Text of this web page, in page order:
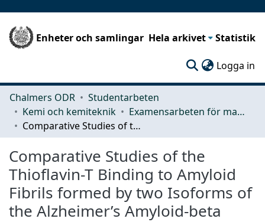
Enheter och samlingar Hela arkivet Statistik
Logga in
Chalmers ODR
Studentarbeten
Kemi och kemiteknik
Examensarbeten för masterexamen
Comparative Studies of the Thioflavin-T Binding to Amyloid Fibrils formed by two Isoforms of the Alzheimer’s Amyloid-beta Peptide
Comparative Studies of the
Thioflavin-T Binding to Amyloid
Fibrils formed by two Isoforms of
the Alzheimer’s Amyloid-beta